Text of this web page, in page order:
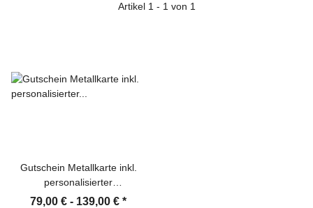
Artikel 1 - 1 von 1
Gutschein Metallkarte inkl.
personalisierter
Stülpschachtel
79,00 € - 139,00 € *